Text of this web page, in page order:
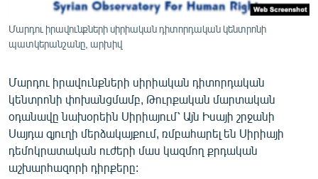
ՏՏ ԵՒ ԻՆՏԵՐՆԵՏ
ԿՈՐՈՆԱՎԻՐՈՒՍ
ՏԵՍԱՆՅՈՒԹԵՐ
ԲԱՆԱՎԵՃ
ՁԳՏԵԼՈՎ ԼԱՎԱԳՈՒՅՆԻՆ
ՓՈԴՔԱՍԹ
Մարդու իրավունքների սիրիական դիտորդական կենտրոնի
պատկերանշանը, արխիվ
Մարդու իրավունքների սիրիական դիտորդական
կենտրոնի փոխանցմամբ, Թուրքական մարտական
օդանավը նախօրեին Սիրիայում՝ Այն Իսայի շրջանի
Սայդա գյուղի մերձակայքում, ռմբահարել են Սիրիայի
դեմոկրատական ուժերի մաս կազմող քրդական
աշխարհազորի դիրքերը: